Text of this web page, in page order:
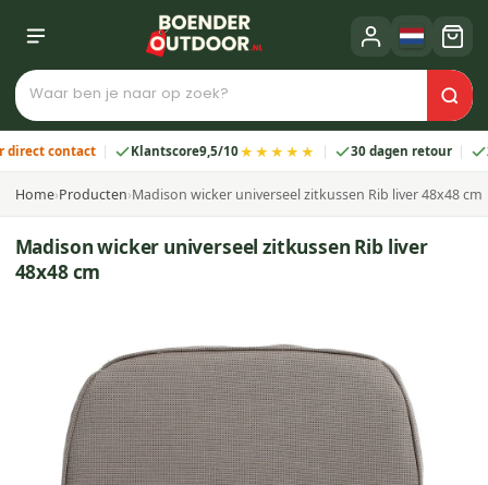
contact Klantscore9,5/10★★★★★ 30 dagen retour 2
Home›Producten›Madison wicker universeel zitkussen Rib liver 48x48 cm
Madison wicker universeel zitkussen Rib liver
48x48 cm